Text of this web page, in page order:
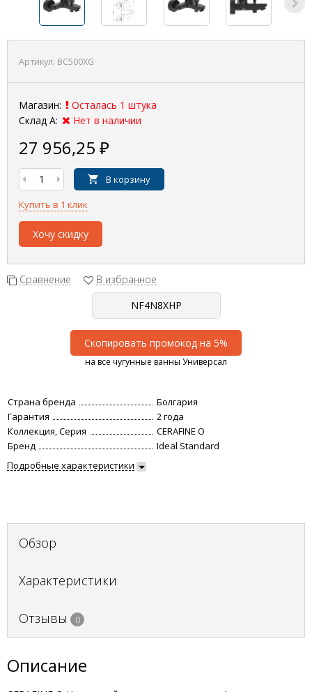
Артикул: BC500XG
Магазин:
Осталась 1 штука
Склад А:
Нет в наличии
27 956,25 ₽
В корзину
Купить в 1 клик
Хочу скидку
Сравнение В избранное
Скопировать промокод на 5%
на все чугунные ванны Универсал
Страна бренда
Болгария
Гарантия
2 года
Коллекция, Серия
CERAFINE O
Бренд
Ideal Standard
Подробные характеристики
Обзор
Характеристики
Отзывы 0
Описание